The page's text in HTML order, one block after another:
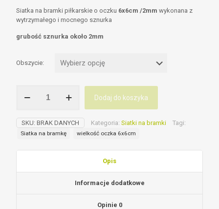
Siatka na bramki piłkarskie o oczku 6x6cm /2mm wykonana z
wytrzymałego i mocnego sznurka
grubość sznurka około 2mm
Obszycie:
Siatka
bramkę
piłkarską
Dodaj do koszyka
SKU: BRAK DANYCH Kategoria: Siatki na bramki Tagi:
Siatka na bramkę wielkość oczka 6x6cm
Opis
Informacje dodatkowe
Opinie 0